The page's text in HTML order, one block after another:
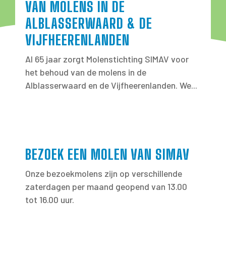
VAN MOLENS IN DE
ALBLASSERWAARD & DE
VIJFHEERENLANDEN
Al 65 jaar zorgt Molenstichting SIMAV voor
het behoud van de molens in de
Alblasserwaard en de Vijfheerenlanden. We...
BEZOEK EEN MOLEN VAN SIMAV
Onze bezoekmolens zijn op verschillende
zaterdagen per maand geopend van 13.00
tot 16.00 uur.